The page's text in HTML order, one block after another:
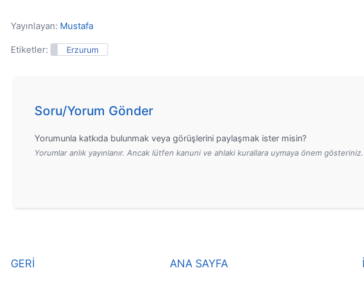
Yayınlayan: Mustafa
Etiketler: Erzurum
Soru/Yorum Gönder
Yorumunla katkıda bulunmak veya görüşlerini paylaşmak ister misin?
Yorumlar anlık yayınlanır. Ancak lütfen kanuni ve ahlaki kurallara uymaya önem gösteriniz.
GERİ ANA SAYFA